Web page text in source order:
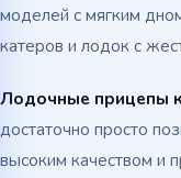
моделей с мягким
катеров и лодок с
Лодочные прицепы
достаточно просто
высоким качеством и